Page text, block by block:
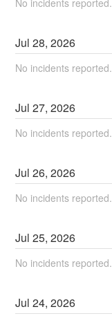
No incidents reported.
Jul28,2026
No incidents reported.
Jul27,2026
No incidents reported.
Jul26,2026
No incidents reported.
Jul25,2026
No incidents reported.
Jul24,2026